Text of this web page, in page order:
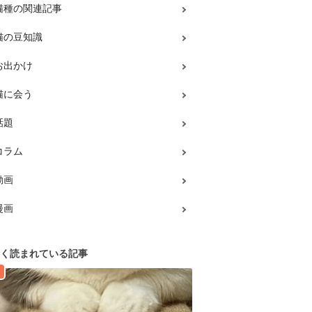
種の関連記事
の豆知識
出かけ
に会う
題
ラム
画
画
読まれている記事